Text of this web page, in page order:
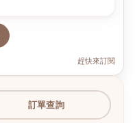
趕快來訂閱
訂單查詢